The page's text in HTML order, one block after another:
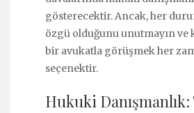
gösterecektir. Ancak, her
özgü olduğunu unutmayın ve
bir avukatla görüşmek her
seçenektir.
Hukuki